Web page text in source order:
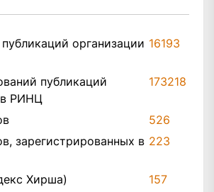
организации 16193
публикаций
в РИНЦ
173218
526
зарегистрированных в 223
Хирша)
157